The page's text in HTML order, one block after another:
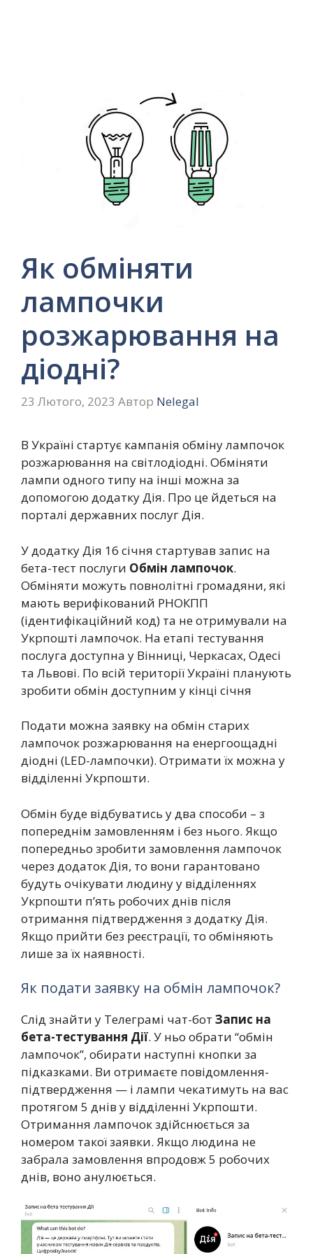
Як обміняти
лампочки
розжарювання на
діодні?
23 Лютого, 2023 Автор Nelegal
В Україні стартує кампанія обміну лампочок
розжарювання на світлодіодні. Обміняти
лампи одного типу на інші можна за
допомогою додатку Дія. Про це йдеться на
порталі державних послуг Дія.
У додатку Дія 16 січня стартував запис на
бета-тест послуги Обмін лампочок.
Обміняти можуть повнолітні громадяни, які
мають верифікований РНОКПП
(ідентифікаційний код) та не отримували на
Укрпошті лампочок. На етапі тестування
послуга доступна у Вінниці, Черкасах, Одесі
та Львові. По всій території Україні планують
зробити обмін доступним у кінці січня
Подати можна заявку на обмін старих
лампочок розжарювання на енергоощадні
діодні (LED-лампочки). Отримати їх можна у
відділенні Укрпошти.
Обмін буде відбуватись у два способи – з
попереднім замовленням і без нього. Якщо
попередньо зробити замовлення лампочок
через додаток Дія, то вони гарантовано
будуть очікувати людину у відділеннях
Укрпошти п’ять робочих днів після
отримання підтвердження з додатку Дія.
Якщо прийти без реєстрації, то обміняють
лише за їх наявності.
Як подати заявку на обмін лампочок?
Слід знайти у Телеграмі чат-бот Запис на
бета-тестування Дії. У ньо обрати “обмін
лампочок”, обирати наступні кнопки за
підказками. Ви отримаєте повідомлення-
підтвердження — і лампи чекатимуть на вас
протягом 5 днів у відділенні Укрпошти.
Отримання лампочок здійснюється за
номером такої заявки. Якщо людина не
забрала замовлення впродовж 5 робочих
днів, воно анулюється.